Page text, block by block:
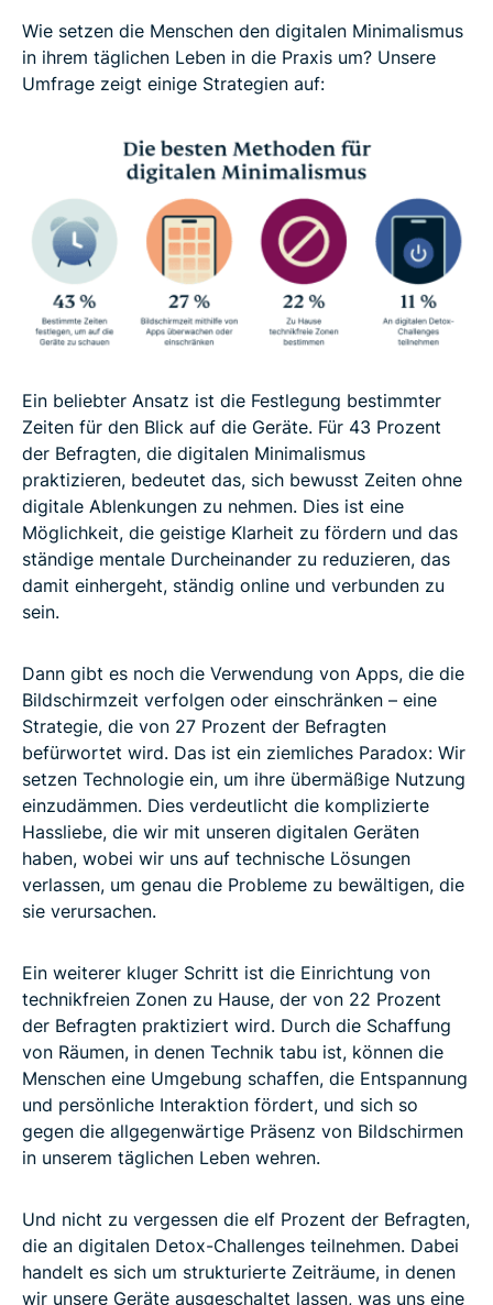
Wie setzen die Menschen den digitalen Minimalismus
in ihrem täglichen Leben in die Praxis um? Unsere
Umfrage zeigt einige Strategien auf:
Ein beliebter Ansatz ist die Festlegung bestimmter
Zeiten für den Blick auf die Geräte. Für 43 Prozent
der Befragten, die digitalen Minimalismus
praktizieren, bedeutet das, sich bewusst Zeiten ohne
digitale Ablenkungen zu nehmen. Dies ist eine
Möglichkeit, die geistige Klarheit zu fördern und das
ständige mentale Durcheinander zu reduzieren, das
damit einhergeht, ständig online und verbunden zu
sein.
Dann gibt es noch die Verwendung von Apps, die die
Bildschirmzeit verfolgen oder einschränken – eine
Strategie, die von 27 Prozent der Befragten
befürwortet wird. Das ist ein ziemliches Paradox: Wir
setzen Technologie ein, um ihre übermäßige Nutzung
einzudämmen. Dies verdeutlicht die komplizierte
Hassliebe, die wir mit unseren digitalen Geräten
haben, wobei wir uns auf technische Lösungen
verlassen, um genau die Probleme zu bewältigen, die
sie verursachen.
Ein weiterer kluger Schritt ist die Einrichtung von
technikfreien Zonen zu Hause, der von 22 Prozent
der Befragten praktiziert wird. Durch die Schaffung
von Räumen, in denen Technik tabu ist, können die
Menschen eine Umgebung schaffen, die Entspannung
und persönliche Interaktion fördert, und sich so
gegen die allgegenwärtige Präsenz von Bildschirmen
in unserem täglichen Leben wehren.
Und nicht zu vergessen die elf Prozent der Befragten,
die an digitalen Detox-Challenges teilnehmen. Dabei
handelt es sich um strukturierte Zeiträume, in denen
wir unsere Geräte ausgeschaltet lassen, was uns eine